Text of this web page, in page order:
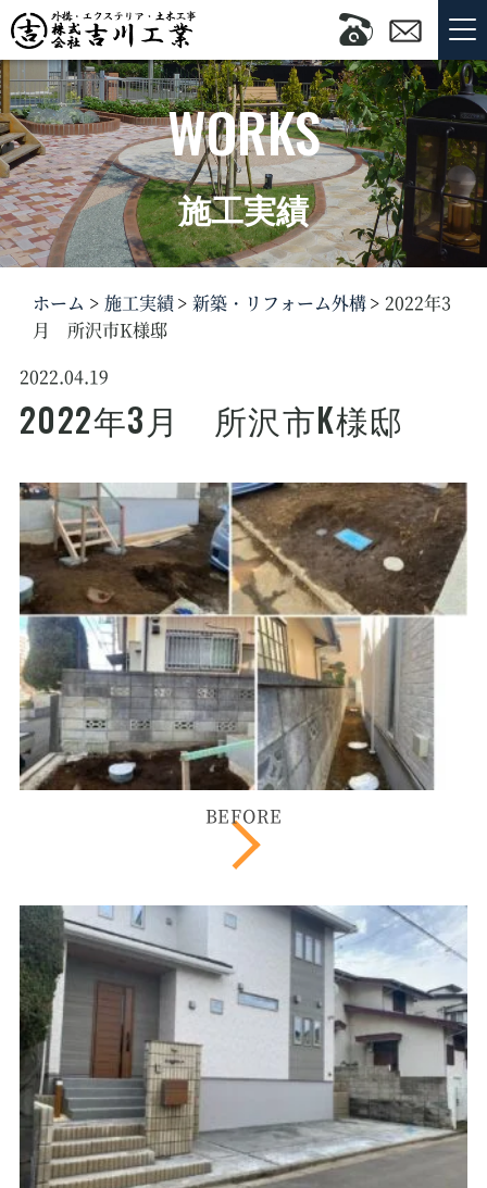
WORKS
施工実績
ホーム 施工実績 新築・リフォーム外構
2022年3
月 所沢市K様邸
2022.04.19
2022年3月 所沢市K様邸